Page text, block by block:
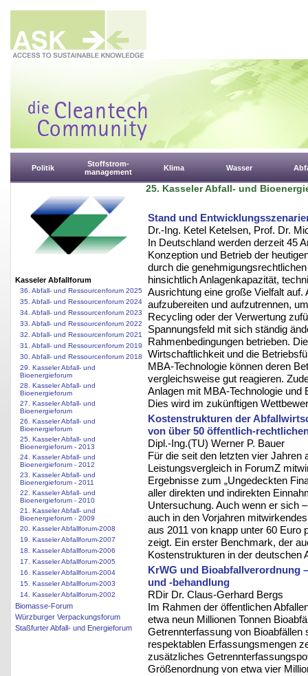
Politik
Stoffstrom-
management
Klima Wasser
Kasseler Abfallforum
36. Abfall- und Ressourcenforum 2025
35. Abfall- und Ressourcenforum 2024
34. Abfall- und Ressourcenforum 2023
33. Abfall- und Ressourcenforum 2022
32. Abfall- und Ressourcenforum 2021
31. Abfall- und Ressourcenforum 2019
30. Abfall- und Ressourcenforum 2018
29. Kasseler Abfall- und
Bioenergieforum
28. Kasseler Abfall- und
Bioenergieforum
27. Kasseler Abfall- und
Bioenergieforum
26. Kasseler Abfall- und
Bioenergieforum
25. Kasseler Abfall- und
Bioenergieforum - 2013
24. Kasseler Abfall- und
Bioenergieforum - 2012
23. Kasseler Abfall- und
Bioenergieforum - 2011
22. Kasseler Abfall- und
Bioenergieforum - 2010
21. Kasseler Abfall- und
Bioenergieforum - 2009
20. Kasseler Abfallforum-2008
19. Kasseler Abfallforum-2007
18. Kasseler Abfallforum-2006
17. Kasseler Abfallforum-2005
16. Kasseler Abfallforum-2004
15. Kasseler Abfallforum-2003
14. Kasseler Abfallforum-2002
Biomasse-Forum
Würzburger Verpackungsforum
Staßfurter Abfall- und Energieforum
25. Kasseler Abfall- und
Stand und
Dr.-Ing. Ketel Ketelsen, Prof. Dr.
In Deutschland werden derzeit 45
Konzeption und Betrieb der
durch die
hinsichtlich Anlagenkapazität,
Ausrichtung eine große Vielfalt auf.
aufzubereiten und aufzutrennen,
Recycling oder der Verwertung
Spannungsfeld mit sich ständig
Rahmenbedingungen betrieben.
Wirtschaftlichkeit und die
MBA-Technologie können deren
vergleichsweise gut reagieren.
Anlagen mit MBA-Technologie und
Dies wird im zukünftigen
Kostenstrukturen der
von über 50 öffentlich-
Dipl.-Ing.(TU) Werner P. Bauer
Für die seit den letzten vier
Leistungsvergleich in ForumZ
Ergebnisse zum „Ungedeckten
aller direkten und indirekten
Untersuchung. Auch wenn er sich
auch in den Vorjahren
aus 2011 von knapp unter 60 Euro
zeigt. Ein erster Benchmark, der
Kostenstrukturen in der deutschen
KrWG und Bioabfallverordnung
und -behandlung
RDir Dr. Claus-Gerhard Bergs
Im Rahmen der öffentlichen
etwa neun Millionen Tonnen
Getrennterfassung von
respektablen Erfassungsmengen
zusätzliches
Größenordnung von etwa vier